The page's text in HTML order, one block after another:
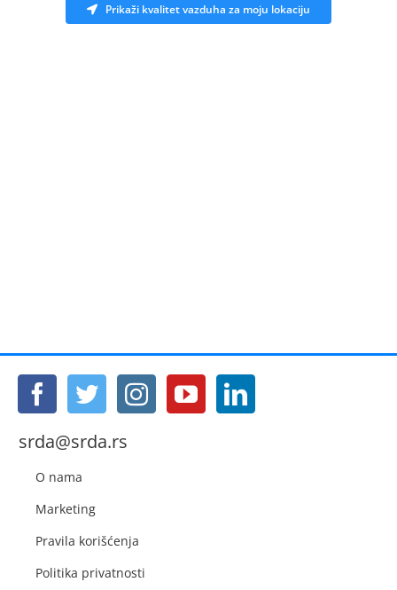
Prikaži kvalitet vazduha za moju lokaciju
srda@srda.rs
O nama
Marketing
Pravila korišćenja
Politika privatnosti